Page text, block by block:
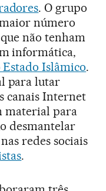
. O grupo
número
não tenham
informática,
Islâmico.
para lutar
canais Internet
material para
desmantelar
redes sociais
.